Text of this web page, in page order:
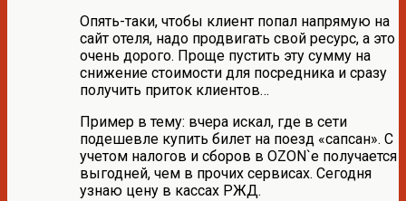
Опять-таки, чтобы клиент попал напрямую на
сайт отеля, надо продвигать свой ресурс, а это
очень дорого. Проще пустить эту сумму на
снижение стоимости для посредника и сразу
получить приток клиентов…
Пример в тему: вчера искал, где в сети
подешевле купить билет на поезд «сапсан». С
учетом налогов и сборов в ОZON`е получается
выгодней, чем в прочих сервисах. Сегодня
узнаю цену в кассах РЖД.